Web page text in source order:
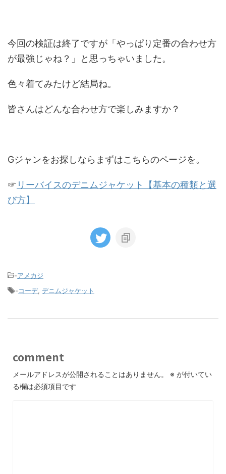
今回の検証は終了ですが「やっぱり定番の合わせ方
が最強じゃね？」と思っちゃいました。
色々着てみたけど結局ね。
皆さんはどんな合わせ方で楽しみますか？
Gジャンをお探しならまずはこちらのページを。
☞ リーバイスのデニムジャケット【基本の種類と選
び方】
-アメカジ
-コーデ, デニムジャケット
comment
メールアドレスが公開されることはありません。 ※ が付いてい
る欄は必須項目です